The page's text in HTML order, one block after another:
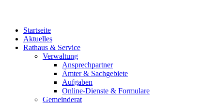
Startseite
Aktuelles
Rathaus & Service
Verwaltung
Ansprechpartner
Ämter & Sachgebiete
Aufgaben
Online-Dienste & Formulare
Gemeinderat